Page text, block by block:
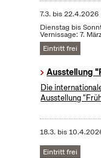
7.3. bis22.4.2026
Dienstag bis
Vernissage: 7.
Eintritt frei
Ausstellung
Die
Ausstellung
18.3. bis
Eintritt frei